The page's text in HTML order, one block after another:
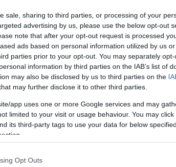
sale, sharing to third parties, or processing of your
advertising by us, please use the below opt-out
note that after your opt-out request is processed
ads based on personal information utilized by us
parties prior to your opt-out. You may separately
information by third parties on the IAB’s list of
may also be disclosed by us to third parties on the
may further disclose it to other third parties.
app uses one or more Google services and may
limited to your visit or usage behaviour. You may
its third-party tags to use your data for below
Opt Outs
-
Cs (
Kaif (
( profil)
hami (
lécci(
először a blog történetében. Sajnálatos
meg termelni kell a GDP-t, és mint azt
kimarad egy - egy frissülés. Igyekszünk,
a f.. van? Ma egy hajmeresztő interjút